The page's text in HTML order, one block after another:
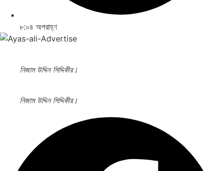
৮:০৪ অপরাহ্ণ
নিজাম উদ্দিন সিদ্দিকীর।
নিজাম উদ্দিন সিদ্দিকীর।